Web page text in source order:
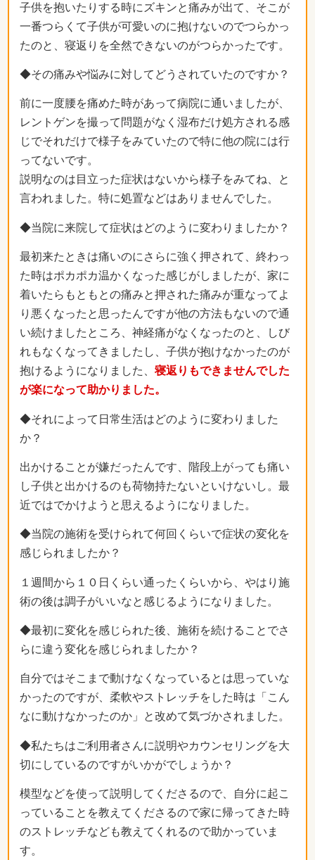
子供を抱いたりする時にズキンと痛みが出て、そこが
一番つらくて子供が可愛いのに抱けないのでつらかっ
たのと、寝返りを全然できないのがつらかったです。
◆その痛みや悩みに対してどうされていたのですか？
前に一度腰を痛めた時があって病院に通いましたが、
レントゲンを撮って問題がなく湿布だけ処方される感
じでそれだけで様子をみていたので特に他の院には行
ってないです。
説明なのは目立った症状はないから様子をみてね、と
言われました。特に処置などはありませんでした。
◆当院に来院して症状はどのように変わりましたか？
最初来たときは痛いのにさらに強く押されて、終わっ
た時はポカポカ温かくなった感じがしましたが、家に
着いたらもともとの痛みと押された痛みが重なってよ
り悪くなったと思ったんですが他の方法もないので通
い続けましたところ、神経痛がなくなったのと、しび
れもなくなってきましたし、子供が抱けなかったのが
抱けるようになりました、 寝返りもできませんでした
が楽になって助かりました。
◆それによって日常生活はどのように変わりました
か？
出かけることが嫌だったんです、階段上がっても痛い
し子供と出かけるのも荷物持たないといけないし。最
近ではでかけようと思えるようになりました。
◆当院の施術を受けられて何回くらいで症状の変化を
感じられましたか？
１週間から１０日くらい通ったくらいから、やはり施
術の後は調子がいいなと感じるようになりました。
◆最初に変化を感じられた後、施術を続けることでさ
らに違う変化を感じられましたか？
自分ではそこまで動けなくなっているとは思っていな
かったのですが、柔軟やストレッチをした時は「こん
なに動けなかったのか」と改めて気づかされました。
◆私たちはご利用者さんに説明やカウンセリングを大
切にしているのですがいかがでしょうか？
模型などを使って説明してくださるので、自分に起こ
っていることを教えてくださるので家に帰ってきた時
のストレッチなども教えてくれるので助かっていま
す。